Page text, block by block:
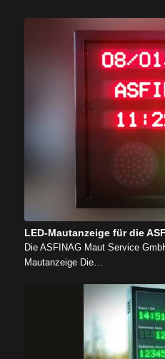
LED-Mautanzeige für die
Die ASFINAG Maut Service
Mautanzeige Die…